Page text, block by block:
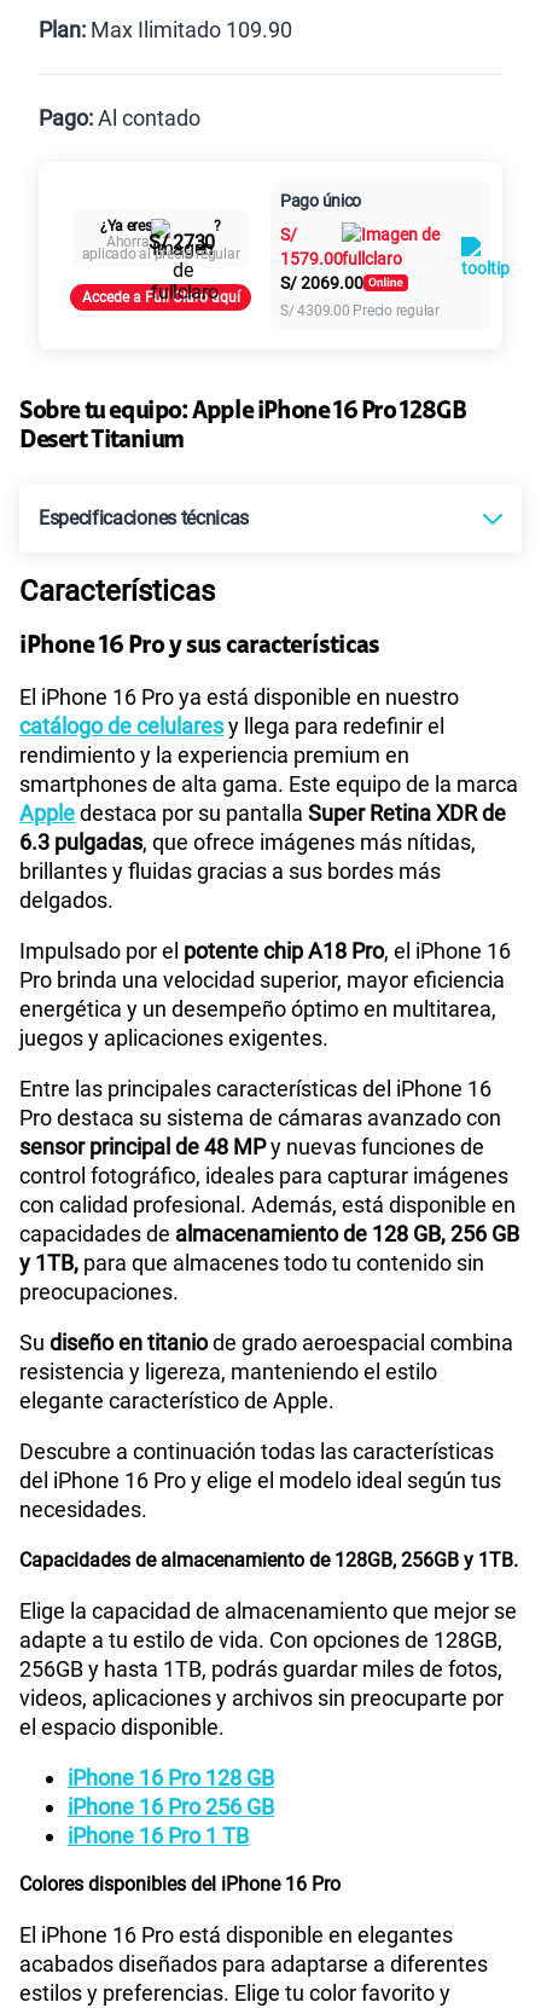
Postpago
Plan: Max Ilimitado 109.90
Paga solo
125GBen alta velocidad
79.90
Paga solo
160GBen alta velocidad
S/ 109.90
Paga solo
175GB en alta velocidad
S/ 159.90
Paga solo
185GB en alta velocidad
Paga solo
200GBen alta velocidad
S/289.90
Ver menos planes
Pago:Al contado
Cuotas Claro
intereses
¿Ya eres
?
AhorraS/ 2730
aplicado al precio regular
Accede a Full Claro aquí
Pago único
S/
1579.00
S/2069.00
S/4309.00 Precio regular
Sobre tu equipo:Apple iPhone 16 Pro 128GB
Desert Titanium
Especificaciones técnicas
Compatibilidad nano-SIM
Compatibilidad con eSIM
Características
iPhone 16 Pro y sus características
El iPhone 16 Pro ya está disponible en nuestro
catálogo de celularesy llega para redefinir el
rendimiento y la experiencia premium en
smartphones de alta gama. Este equipo de la marca
Appledestaca por su pantalla Super Retina XDR de
6.3 pulgadas, que ofrece imágenes más nítidas,
brillantes y fluidas gracias a sus bordes más
delgados.
Impulsado por el potente chip A18 Pro, el iPhone 16
Pro brinda una velocidad superior, mayor eficiencia
energética y un desempeño óptimo en multitarea,
juegos y aplicaciones exigentes.
Entre las principales características del iPhone 16
Pro destaca su sistema de cámaras avanzado con
sensor principal de 48 MPy nuevas funciones de
control fotográfico, ideales para capturar imágenes
con calidad profesional. Además, está disponible en
capacidades de almacenamiento de 128 GB, 256 GB
y 1TB, para que almacenes todo tu contenido sin
preocupaciones.
Su diseño en titaniode grado aeroespacial combina
resistencia y ligereza, manteniendo el estilo
elegante característico de Apple.
Descubre a continuación todas las características
del iPhone 16 Pro y elige el modelo ideal según tus
necesidades.
Capacidades de almacenamiento de 128GB, 256GB y 1TB.
Elige la capacidad de almacenamiento que mejor se
adapte a tu estilo de vida. Con opciones de 128GB,
256GB y hasta 1TB, podrás guardar miles de fotos,
videos, aplicaciones y archivos sin preocuparte por
el espacio disponible.
iPhone 16 Pro 128 GB
iPhone 16 Pro 256 GB
iPhone 16 Pro 1 TB
Colores disponibles del iPhone 16 Pro
El iPhone 16 Pro está disponible en elegantes
acabados diseñados para adaptarse a diferentes
estilos y preferencias. Elige tu color favorito y